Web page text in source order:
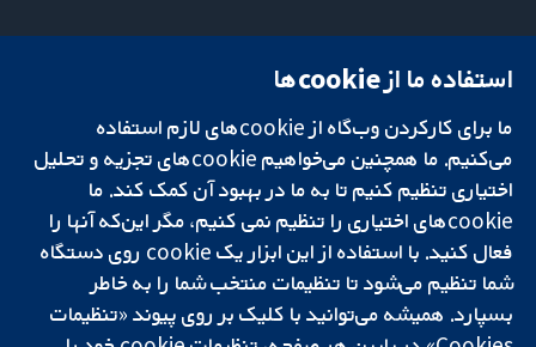
تحقیقات قابل
اعتماد.
تصمیم‌گیری آگاهانه.
سلامت بهتر.
میدان کاوندیش
لندن
W1G 0AN
بریتانیا
دفتر رسانه‌ای
درباره ما
فرصت‌های
شغلی
Cochrane
Library
استفاده ما از cookie‌ها
ما برای کارکردن وب‌گاه از cookie‌های لازم استفاده
می‌کنیم. ما همچنین می‌خواهیم cookie‌های تجزیه و تحلیل
اختیاری تنظیم کنیم تا به ما در بهبود آن کمک کند. ما
cookie‌های اختیاری را تنظیم نمی کنیم، مگر این‌که آنها را
فعال کنید. با استفاده از این ابزار یک cookie‌ روی دستگاه
شما تنظیم می‌شود تا تنظیمات منتخب شما را به خاطر
بسپارد. همیشه می‌توانید با کلیک بر روی پیوند «تنظیمات